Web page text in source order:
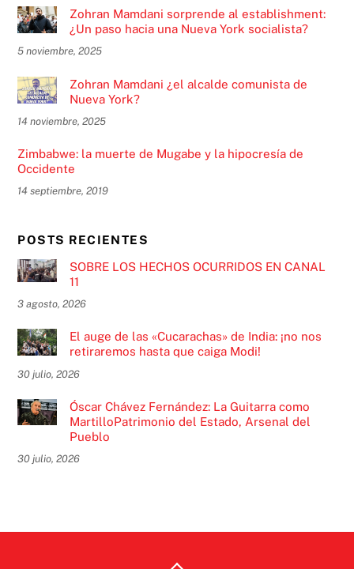
Zohran Mamdani sorprende al establishment:
¿Un paso hacia una Nueva York socialista?
5 noviembre, 2025
Zohran Mamdani ¿el alcalde comunista de
Nueva York?
14 noviembre, 2025
Zimbabwe: la muerte de Mugabe y la hipocresía de
Occidente
14 septiembre, 2019
POSTS RECIENTES
SOBRE LOS HECHOS OCURRIDOS EN CANAL
11
3 agosto, 2026
El auge de las «Cucarachas» de India: ¡no nos
retiraremos hasta que caiga Modi!
30 julio, 2026
Óscar Chávez Fernández: La Guitarra como
MartilloPatrimonio del Estado, Arsenal del
Pueblo
30 julio, 2026